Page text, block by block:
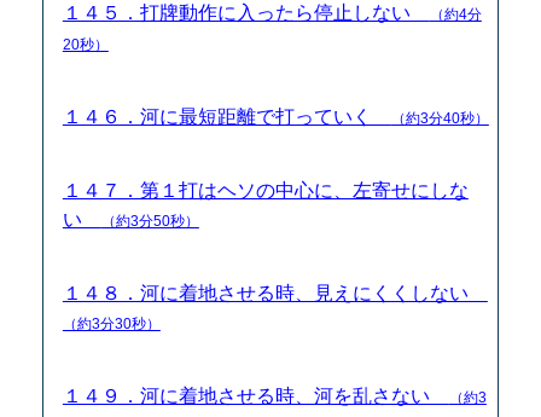
１４５．打牌動作に入ったら停止しない
（約4分
20秒）
１４６．河に最短距離で打っていく （約3分40秒）
１４７．第１打はヘソの中心に、左寄せにしな
い
（約3分50秒）
１４８．河に着地させる時、見えにくくしない
（約3分30秒）
１４９．河に着地させる時、河を乱さない
（約3